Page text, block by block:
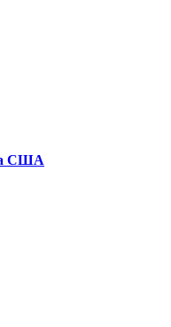
США